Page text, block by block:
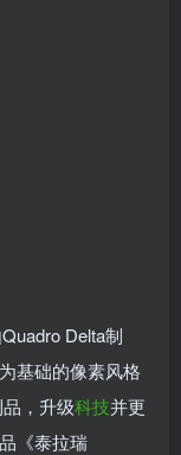
Delta制
基础的像素风格
，升级科技并更
《泰拉瑞